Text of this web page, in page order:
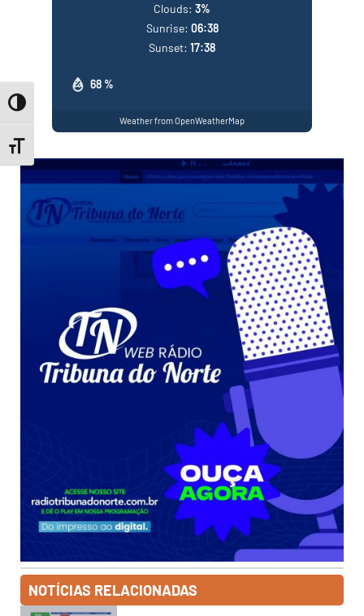
Toggle High Contrast
Toggle Font size
68 %
Clouds: 3%
Sunrise: 06:38
Sunset: 17:38
Weather from OpenWeatherMap
NOTÍCIAS RELACIONADAS